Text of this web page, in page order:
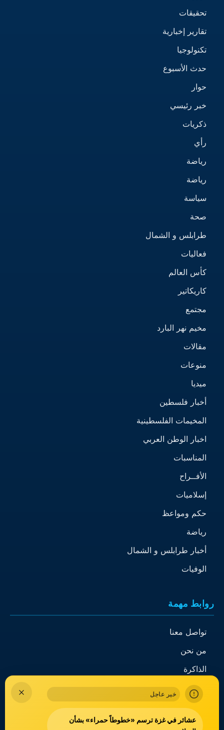
خبر عاجل
عشائر في غزة ترسم «خطوطاً حمراء» بشأن
تحقيقات
تقارير إخبارية
تكنولوجيا
حدث الأسبوع
حوار
خبر رئيسي
ذكريات
رأي
رياضة
رياضة
سياسة
صحة
طرابلس و الشمال
فعاليات
كأس العالم
كاريكاتير
مجتمع
مخيم نهر البارد
مقالات
منوعات
ميديا
أخبار فلسطين
المخيمات الفلسطينية
اخبار الوطن العربي
المناسبات
الأفــراح
إسلاميات
حكم ومواعظ
رياضة
أخبار طرابلس و الشمال
الوفيات
روابط مهمة
تواصل معنا
من نحن
الذاكرة
جميع الحقوق محفوظة طيور البارد© 2026